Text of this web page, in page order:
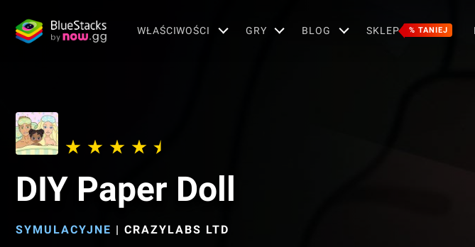
WŁAŚCIWOŚCI GRY BLOG SKLEP % TANIEJ
DIY Paper Doll
SYMULACYJNE | CRAZYLABS LTD